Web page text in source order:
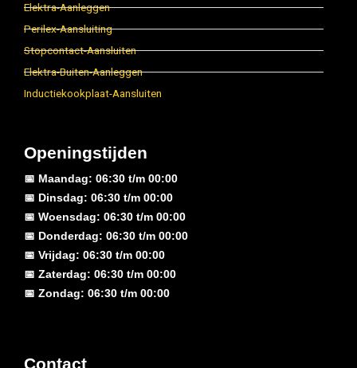
Elektra-Aanleggen
Perilex-Aansluiting
Stopcontact-Aansluiten
Elektra-Buiten-Aanleggen
Inductiekookplaat-Aansluiten
Openingstijden
📅 Maandag: 06:30 t/m 00:00
📅 Dinsdag: 06:30 t/m 00:00
📅 Woensdag: 06:30 t/m 00:00
📅 Donderdag: 06:30 t/m 00:00
📅 Vrijdag: 06:30 t/m 00:00
📅 Zaterdag: 06:30 t/m 00:00
📅 Zondag: 06:30 t/m 00:00
Contact